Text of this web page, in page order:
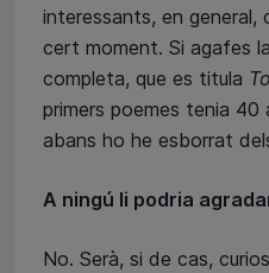
interessants, en general,
cert moment. Si agafes
completa, que es titula
primers poemes tenia
abans ho he esborrat
A ningú li podria
No. Serà, si de cas,